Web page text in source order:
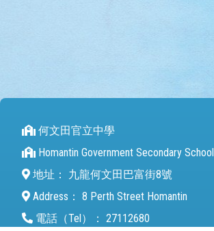
何文田官立中學
Homantin Government Secondary School
地址：
九龍何文田巴富街8號
Address： 8 Perth Street Homantin
電話（Tel）： 27112680